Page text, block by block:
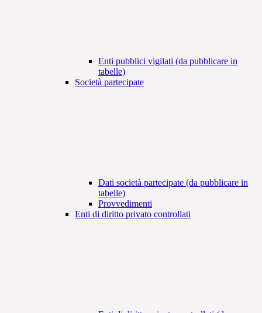
Enti pubblici vigilati (da pubblicare in
tabelle)
Società partecipate
Dati società partecipate (da pubblicare in
tabelle)
Provvedimenti
Enti di diritto privato controllati